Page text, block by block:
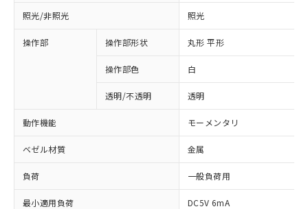
照光/非照光 照光
操作部 操作部形状 丸形 平形
操作部色 白
透明/不透明 透明
動作機能 モーメンタリ
ベゼル材質 金属
負荷 一般負荷用
最小適用負荷 DC5V 6mA